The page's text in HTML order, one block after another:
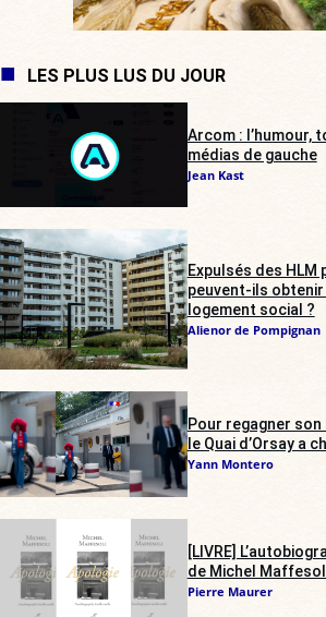
LES PLUS LUS DU JOUR
Arcom : l’humour,
médias de gauche
Jean Kast
Expulsés des
peuvent-ils obtenir
logement social ?
Alienor de Pompignan
Pour regagner son
le Quai d’Orsay a
Yann Montero
[LIVRE]
de Michel
Pierre Maurer